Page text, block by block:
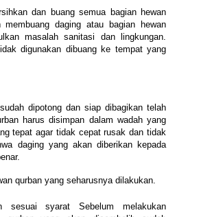
dan buang semua bagian hewan
daging atau bagian hewan
masalah sanitasi dan lingkungan.
digunakan dibuang ke tempat yang
dipotong dan siap dibagikan telah
harus disimpan dalam wadah yang
tepat agar tidak cepat rusak dan tidak
daging yang akan diberikan kepada
qurban yang seharusnya dilakukan.
syarat Sebelum melakukan